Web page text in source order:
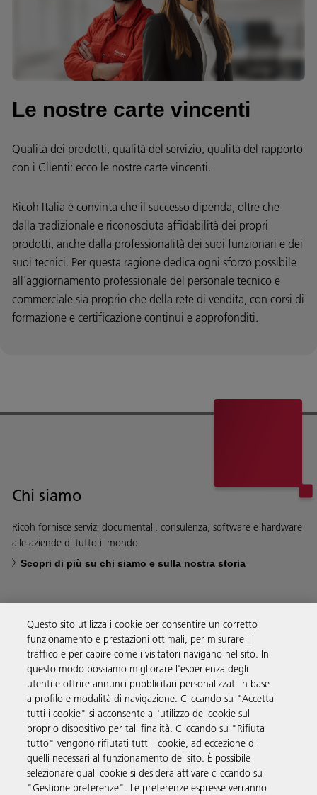
Le nostre carte vincenti
Qualità dei prodotti, qualità del servizio, qualità del rapporto
con i Clienti: ecco le nostre carte vincenti.
Ricoh Italia è convinta che il successo dipenda, oltre che
dalla tradizionale e riconosciuta affidabilità dei propri
prodotti, anche dalla professionalità dei suoi funzionari e dei
suoi tecnici. Per questa ragione dedica ogni sforzo possibile
all'aggiornamento professionale del personale tecnico e
commerciale sia proprio che della rete di vendita, con corsi di
formazione e certificazione continui e approfonditi.
Chi siamo
Ricoh fornisce servizi documentali, consulenza, software e hardware
alle aziende di tutto il mondo.
Scopri di più su chi siamo e sulla nostra storia
Soluzioni
Prodotti e servizi
Supporto
Link utili
Questo sito utilizza i cookie per consentire un corretto
funzionamento e prestazioni ottimali, per misurare il
traffico e per capire come i visitatori navigano nel sito. In
questo modo possiamo migliorare l'esperienza degli
utenti e offrire annunci pubblicitari personalizzati in base
a profilo e modalità di navigazione. Cliccando su "Accetta
tutti i cookie" si acconsente all'utilizzo dei cookie sul
proprio dispositivo per tali finalità. Cliccando su "Rifiuta
tutto" vengono rifiutati tutti i cookie, ad eccezione di
quelli necessari al funzionamento del sito. È possibile
selezionare quali cookie si desidera attivare cliccando su
"Gestione preferenze". Le preferenze espresse verranno